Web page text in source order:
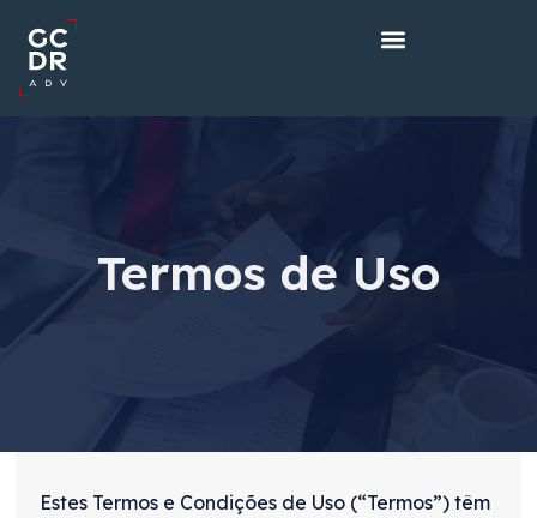
Termos de Uso
Estes Termos e Condições de Uso (“Termos”) têm